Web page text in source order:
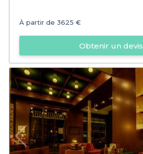
À partir de 3625 €
Obtenir un devis